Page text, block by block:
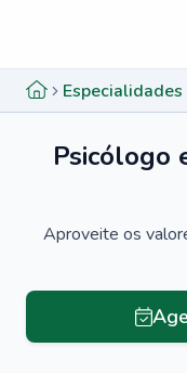
Especialidades
Psicólogo
Aproveite os